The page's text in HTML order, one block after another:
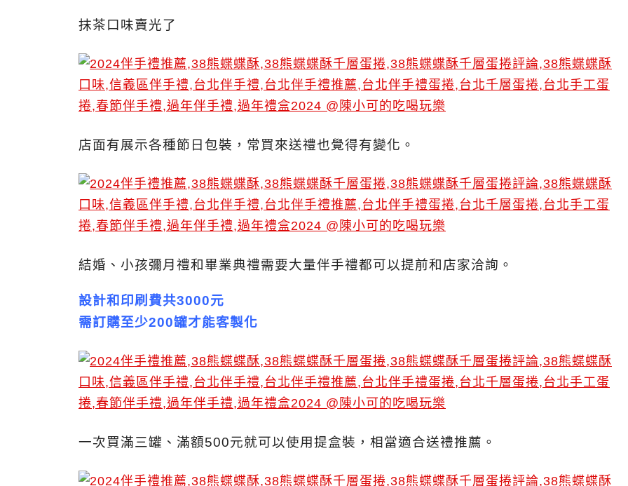
抹茶口味賣光了
店面有展示各種節日包裝，常買來送禮也覺得有變化。
結婚、小孩彌月禮和畢業典禮需要大量伴手禮都可以提前和店家洽詢。
設計和印刷費共3000元
需訂購至少200罐才能客製化
一次買滿三罐、滿額500元就可以使用提盒裝，相當適合送禮推薦。